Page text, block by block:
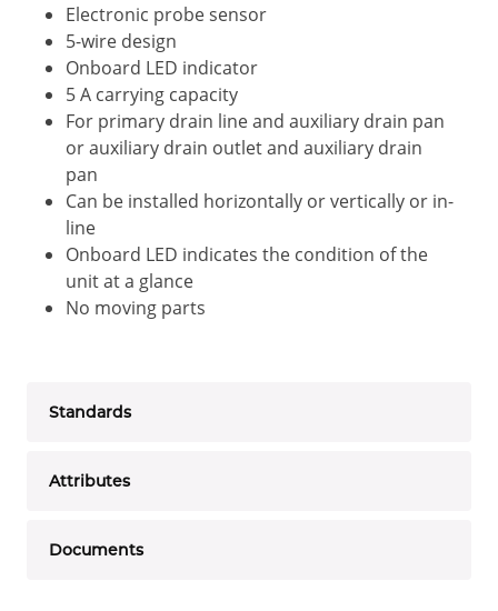
Electronic probe sensor
5-wire design
Onboard LED indicator
5 A carrying capacity
For primary drain line and auxiliary drain pan
or auxiliary drain outlet and auxiliary drain
pan
Can be installed horizontally or vertically or in-
line
Onboard LED indicates the condition of the
unit at a glance
No moving parts
Standards
Attributes
Documents